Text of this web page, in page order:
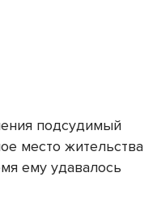
подсудимый
место жительства
ему удавалось